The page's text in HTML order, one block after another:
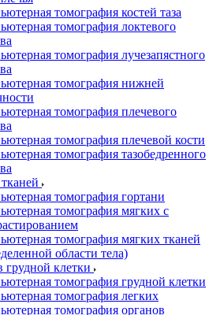
томография костей таза
томография локтевого
томография лучезапястного
томография нижней
томография плечевого
томография плечевой кости
томография тазобедренного
томография гортани
томография мягких с
томография мягких тканей
области тела)
грудной клетки
томография грудной клетки
томография легких
томография органов